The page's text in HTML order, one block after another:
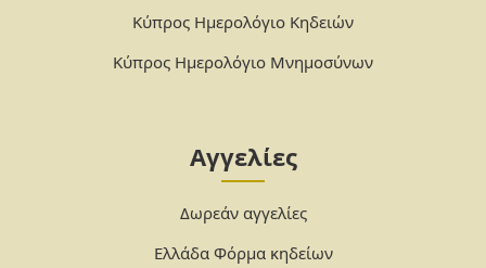
Κύπρος Ημερολόγιο Κηδειών
Κύπρος Ημερολόγιο Μνημοσύνων
Αγγελίες
Δωρεάν αγγελίες
Ελλάδα Φόρμα κηδείων